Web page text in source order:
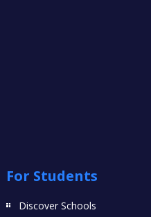
For Students
Discover Schools